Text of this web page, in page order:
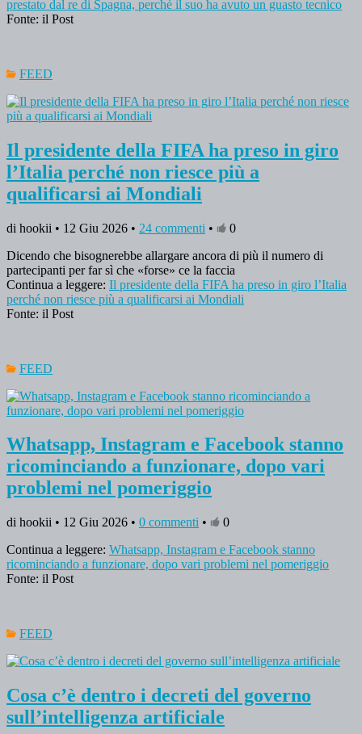
prestato dal re di Spagna, perché il suo ha avuto un guasto tecnico
Fonte: il Post
FEED
Il presidente della FIFA ha preso in giro
l’Italia perché non riesce più a
qualificarsi ai Mondiali
di hookii • 12 Giu 2026 • 24 commenti •
0
Dicendo che bisognerebbe allargare ancora di più il numero di
partecipanti per far sì che «forse» ce la faccia
Continua a leggere: Il presidente della FIFA ha preso in giro l’Italia
perché non riesce più a qualificarsi ai Mondiali
Fonte: il Post
FEED
Whatsapp, Instagram e Facebook stanno
ricominciando a funzionare, dopo vari
problemi nel pomeriggio
di hookii • 12 Giu 2026 • 0 commenti •
0
Continua a leggere: Whatsapp, Instagram e Facebook stanno
ricominciando a funzionare, dopo vari problemi nel pomeriggio
Fonte: il Post
FEED
Cosa c’è dentro i decreti del governo
sull’intelligenza artificiale